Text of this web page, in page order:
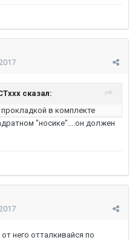
сказал:
в комплекте
"носике"....он должен
него отталкивайся по